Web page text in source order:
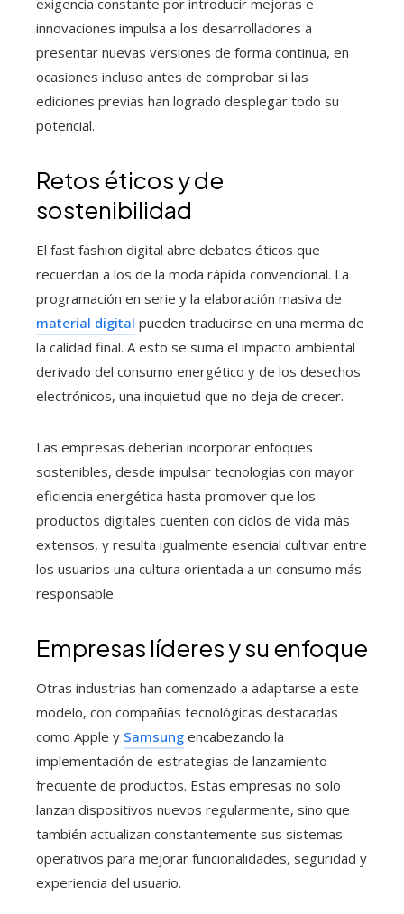
exigencia constante por introducir mejoras e
innovaciones impulsa a los desarrolladores a
presentar nuevas versiones de forma continua, en
ocasiones incluso antes de comprobar si las
ediciones previas han logrado desplegar todo su
potencial.
Retos éticos y de
sostenibilidad
El fast fashion digital abre debates éticos que
recuerdan a los de la moda rápida convencional. La
programación en serie y la elaboración masiva de
material digital pueden traducirse en una merma de
la calidad final. A esto se suma el impacto ambiental
derivado del consumo energético y de los desechos
electrónicos, una inquietud que no deja de crecer.
Las empresas deberían incorporar enfoques
sostenibles, desde impulsar tecnologías con mayor
eficiencia energética hasta promover que los
productos digitales cuenten con ciclos de vida más
extensos, y resulta igualmente esencial cultivar entre
los usuarios una cultura orientada a un consumo más
responsable.
Empresas líderes y su enfoque
Otras industrias han comenzado a adaptarse a este
modelo, con compañías tecnológicas destacadas
como Apple y Samsung encabezando la
implementación de estrategias de lanzamiento
frecuente de productos. Estas empresas no solo
lanzan dispositivos nuevos regularmente, sino que
también actualizan constantemente sus sistemas
operativos para mejorar funcionalidades, seguridad y
experiencia del usuario.